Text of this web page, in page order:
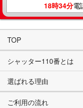
18時34分電
TOP
シャッター110番とは
選ばれる理由
ご利用の流れ